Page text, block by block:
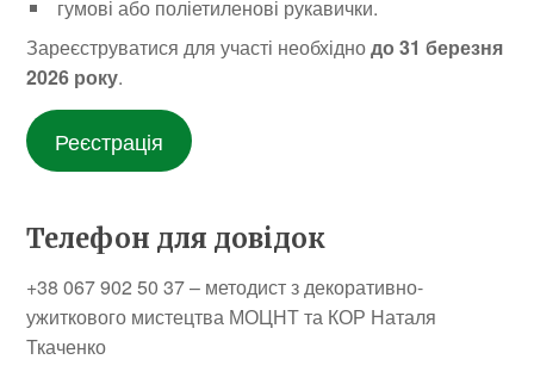
гумові або поліетиленові рукавички.
Зареєструватися для участі необхіднодо 31 березня
2026 року.
Реєстрація
Телефон для довідок
+38 067 902 50 37 – методист з декоративно-
ужиткового мистецтва МОЦНТ та КОР Наталя
Ткаченко